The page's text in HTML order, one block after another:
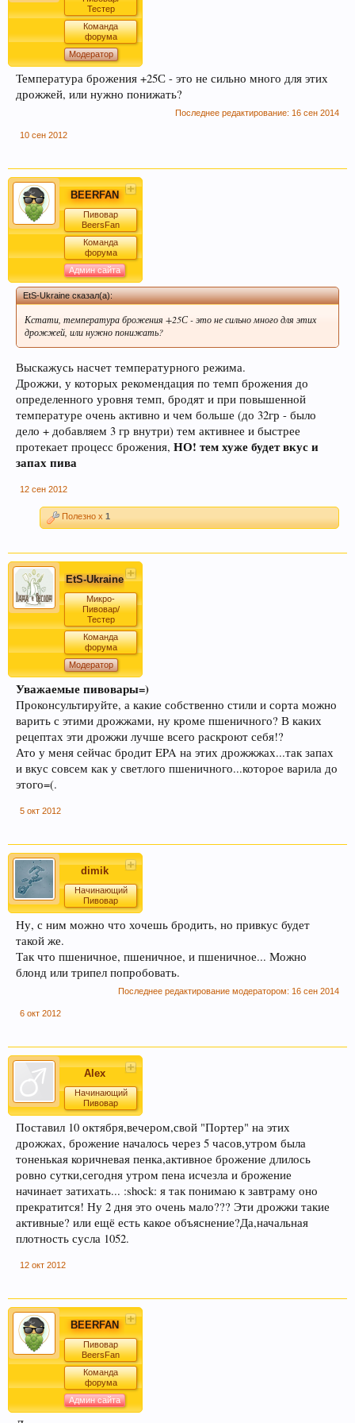
Этот сайт использует файлы cookie. Продолжая
пользоваться данным сайтом, Вы соглашаетесь
на использование нами Ваших файлов cookie.
Тестер
Команда
форума
Модератор
Температура брожения +25С - это не сильно много для этих
дрожжей, или нужно понижать?
Последнее редактирование: 16 сен 2014
10 сен 2012
BEERFAN
Пивовар
BeersFan
Команда
форума
Админ сайта
EtS-Ukraine сказал(а):
Кстати, температура брожения +25С - это не сильно много для этих
дрожжей, или нужно понижать?
Выскажусь насчет температурного режима.
Дрожжи, у которых рекомендация по темп брожения до
определенного уровня темп, бродят и при повышенной
температуре очень активно и чем больше (до 32гр - было
дело + добавляем 3 гр внутри) тем активнее и быстрее
протекает процесс брожения, НО! тем хуже будет вкус и
запах пива
12 сен 2012
Полезно x 1
EtS-Ukraine
Микро-
Пивовар/
Тестер
Команда
форума
Модератор
Уважаемые пивовары=)
Проконсультируйте, а какие собственно стили и сорта можно
варить с этими дрожжами, ну кроме пшеничного? В каких
рецептах эти дрожжи лучше всего раскроют себя!?
Ато у меня сейчас бродит EPA на этих дрожжжах...так запах
и вкус совсем как у светлого пшеничного...которое варила до
этого=(.
5 окт 2012
dimik
Начинающий
Пивовар
Ну, с ним можно что хочешь бродить, но привкус будет
такой же.
Так что пшеничное, пшеничное, и пшеничное... Можно
блонд или трипел попробовать.
Последнее редактирование модератором: 16 сен 2014
6 окт 2012
Alex
Начинающий
Пивовар
Поставил 10 октября,вечером,свой "Портер" на этих
дрожжах, брожение началось через 5 часов,утром была
тоненькая коричневая пенка,активное брожение длилось
ровно сутки,сегодня утром пена исчезла и брожение
начинает затихать... :shock: я так понимаю к завтраму оно
прекратится! Ну 2 дня это очень мало??? Эти дрожжи такие
активные? или ещё есть какое объяснение?Да,начальная
плотность сусла 1052.
12 окт 2012
BEERFAN
Пивовар
BeersFan
Команда
форума
Админ сайта